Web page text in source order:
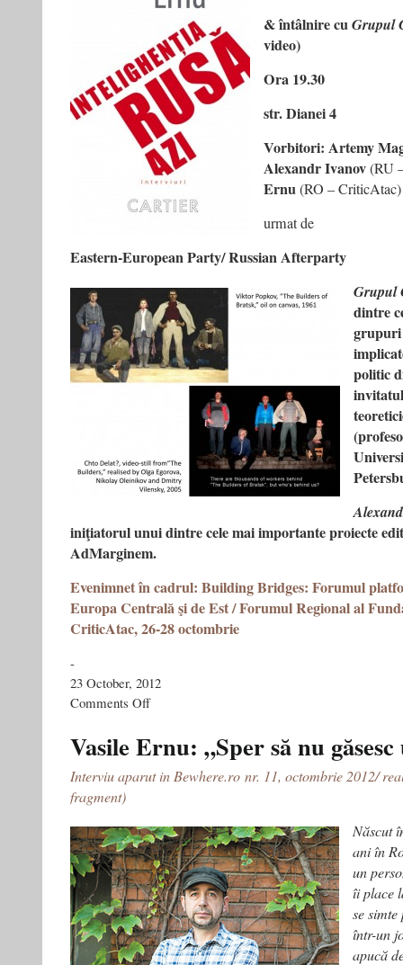
din
& întâlnire cuGrupul
video)
Ora 19.30
str. Dianei 4
Vorbitori: Artemy
Alexandr Ivanov(RU
Ernu(RO – CriticAtac)
urmat de
Eastern-European Party/ Russian Afterparty
Grupul
dintre
grupuri
politic
iniţiatorul unui dintre cele mai importante proiecte
Evenimnetîn cadrul: Building Bridges: Forumul
Europa Centrală şi de Est / Forumul Regional al
CriticAtac, 26-28 octombrie
-
23 October, 2012
Comments Offon
Politică
Rusia
and
Politics
in
Russia
Vasile Ernu: „Sper să nu
Interviu aparut in Bewhere.ro nr. 11, octombrie 2012/
fragment)
Născut
ani în
un
îi place
se
într-un
apucă